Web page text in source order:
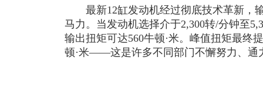
最新12缸发动机经过彻底技术革新，
马力。当发动机选择介于2,300转/分钟至
输出扭矩可达560牛顿·米。峰值扭矩最终
顿·米——这是许多不同部门不懈努力、通